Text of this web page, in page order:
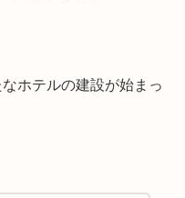
ホテルの建設が始まっ